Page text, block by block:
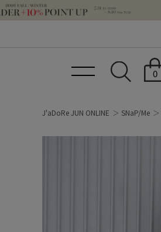
0
J'aDoRe JUN ONLINE SNaP/Me